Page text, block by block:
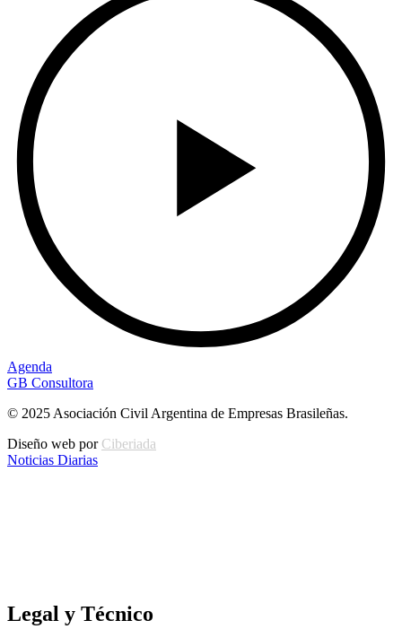
Agenda
GB Consultora
© 2025 Asociación Civil Argentina de Empresas Brasileñas.
Diseño web por Ciberiada
Noticias Diarias
Legal y Técnico